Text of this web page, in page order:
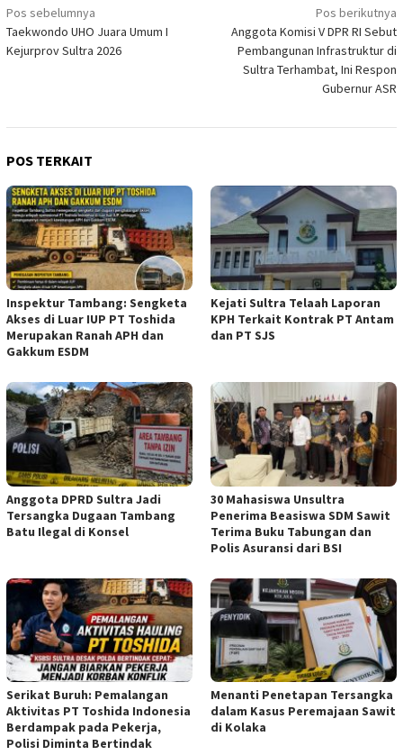
Navigasi
pos
Pos sebelumnya
Taekwondo UHO Juara Umum I
Kejurprov Sultra 2026
Pos berikutnya
Anggota Komisi V DPR RI Sebut
Pembangunan Infrastruktur di
Sultra Terhambat, Ini Respon
Gubernur ASR
POS TERKAIT
Inspektur Tambang: Sengketa
Akses di Luar IUP PT Toshida
Merupakan Ranah APH dan
Gakkum ESDM
Kejati Sultra Telaah Laporan
KPH Terkait Kontrak PT Antam
dan PT SJS
Anggota DPRD Sultra Jadi
Tersangka Dugaan Tambang
Batu Ilegal di Konsel
30 Mahasiswa Unsultra
Penerima Beasiswa SDM Sawit
Terima Buku Tabungan dan
Polis Asuransi dari BSI
Serikat Buruh: Pemalangan
Aktivitas PT Toshida Indonesia
Berdampak pada Pekerja,
Polisi Diminta Bertindak
Menanti Penetapan Tersangka
dalam Kasus Peremajaan Sawit
di Kolaka